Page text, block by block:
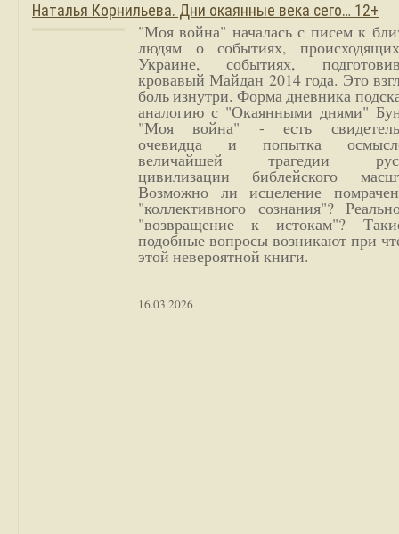
Наталья Корнильева. Дни окаянные века сего… 12+
"Моя война" началась с писем к
людям о событиях,
Украине, событиях,
кровавый Майдан 2014 года. Это
боль изнутри. Форма дневника
аналогию с "Окаянными днями"
"Моя война" - есть
очевидца и попытка
величайшей трагедии
цивилизации библейского
Возможно ли исцеление
"коллективного сознания"?
"возвращение к истокам"?
подобные вопросы возникают при
этой невероятной книги.
16.03.2026